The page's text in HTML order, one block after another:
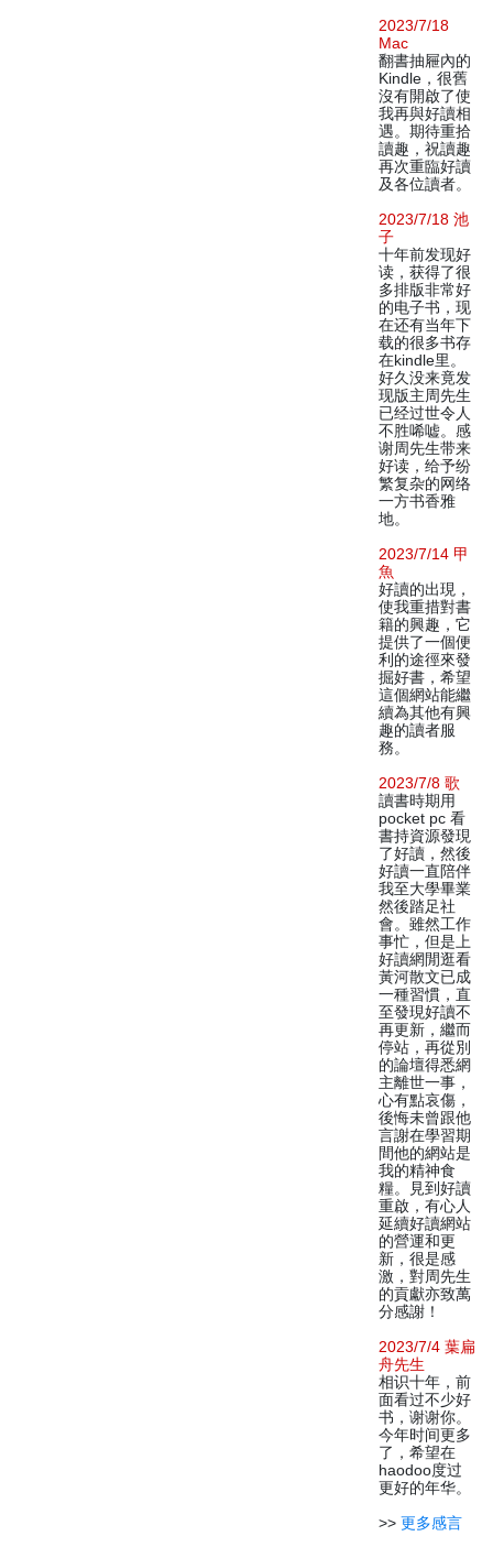
2023/7/18
Mac
翻書抽屜內的
Kindle，很舊
沒有開啟了使
我再與好讀相
遇。期待重拾
讀趣，祝讀趣
再次重臨好讀
及各位讀者。
2023/7/18 池
子
十年前发现好
读，获得了很
多排版非常好
的电子书，现
在还有当年下
载的很多书存
在kindle里。
好久没来竟发
现版主周先生
已经过世令人
不胜唏嘘。感
谢周先生带来
好读，给予纷
繁复杂的网络
一方书香雅
地。
2023/7/14 甲
魚
好讀的出現，
使我重措對書
籍的興趣，它
提供了一個便
利的途徑來發
掘好書，希望
這個網站能繼
續為其他有興
趣的讀者服
務。
2023/7/8 歌
讀書時期用
pocket pc 看
書持資源發現
了好讀，然後
好讀一直陪伴
我至大學畢業
然後踏足社
會。雖然工作
事忙，但是上
好讀網閒逛看
黃河散文已成
一種習慣，直
至發現好讀不
再更新，繼而
停站，再從別
的論壇得悉網
主離世一事，
心有點哀傷，
後悔未曾跟他
言謝在學習期
間他的網站是
我的精神食
糧。見到好讀
重啟，有心人
延續好讀網站
的營運和更
新，很是感
激，對周先生
的貢獻亦致萬
分感謝！
2023/7/4 葉扁
舟先生
相识十年，前
面看过不少好
书，谢谢你。
今年时间更多
了，希望在
haodoo度过
更好的年华。
>> 更多感言